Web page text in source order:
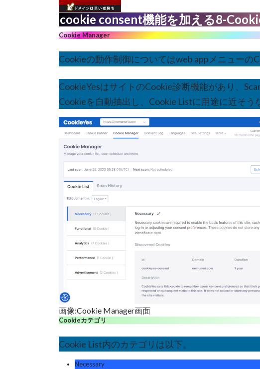
cookie consent機能を加える8-
Cookie Manager
Cookieの動作制御についてはweb appメニューの
CookieYesはサイトのCookie診断機能があり、
Cookieを自動抽出し、Cookie Listに用途に近そう
画像:Cookie Manager画面
Cookieカテゴリ
Cookie List内のカテゴリは以下。
Necessary